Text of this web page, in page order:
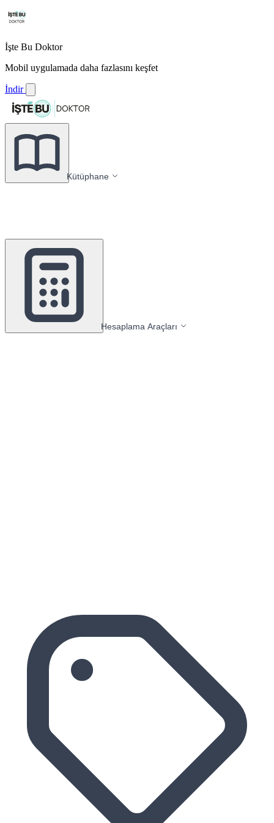
İşte Bu Doktor
Mobil uygulamada daha fazlasını keşfet
İndir
Kütüphane
Hesaplama Araçları